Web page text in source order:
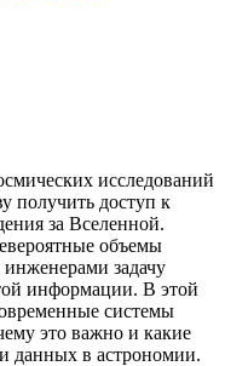
исследований
получить доступ к
за Вселенной.
объемы
задачу
информации. В этой
системы
это важно и какие
данных в астрономии.